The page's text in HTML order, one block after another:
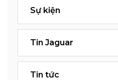
Sự kiện
Tin Jaguar
Tin tức